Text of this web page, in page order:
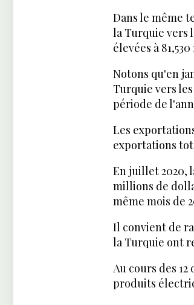
Dans le même
la Turquie vers
élevées à
Notons qu'en
Turquie vers
période de
Les
exportations
En juillet 2020,
millions de
même mois de
Il convient de
la Turquie ont
Au cours des
produits